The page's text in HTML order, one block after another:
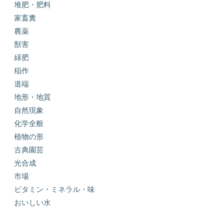
堆肥・肥料
家畜糞
農薬
獣害
緑肥
稲作
道端
地形・地質
自然現象
化学全般
植物の形
古典園芸
光合成
市場
ビタミン・ミネラル・味
おいしい水